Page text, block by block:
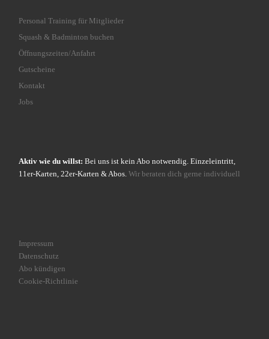
Personal Training für Mitglieder
Squash & Badminton buchen
Öffnungszeiten/Anfahrt
Gutscheine
Kontakt
Jobs
Aktiv wie du willst: Bei uns ist kein Abo notwendig. Einzeleintritt,
11er-Karten, 22er-Karten & Abos. Wir beraten dich gerne individuell
Impressum
Datenschutz
Abo kündigen
Cookie-Richtlinie